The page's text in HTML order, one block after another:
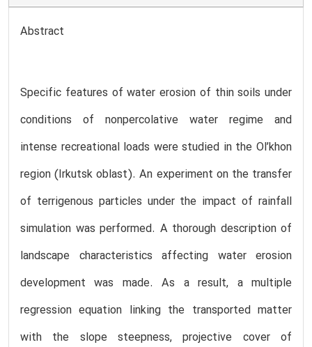
Abstract
Specific features of water erosion of thin soils under
conditions of nonpercolative water regime and
intense recreational loads were studied in the Ol’khon
region (Irkutsk oblast). An experiment on the transfer
of terrigenous particles under the impact of rainfall
simulation was performed. A thorough description of
landscape characteristics affecting water erosion
development was made. As a result, a multiple
regression equation linking the transported matter
with the slope steepness, projective cover of